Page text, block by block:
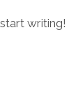
writing!